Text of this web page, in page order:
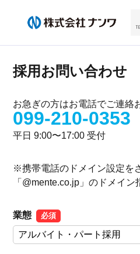
採用お問い合わせ
お急ぎの方はお電話でご連絡
099-210-0353
平日 9:00〜17:00 受付
※携帯電話のドメイン設定を
「@mente.co.jp」のドメイン
業態 必須